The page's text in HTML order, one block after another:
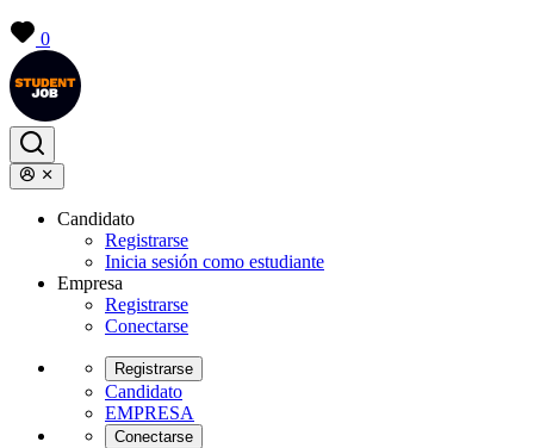
0
Candidato
Registrarse
Inicia sesión como estudiante
Empresa
Registrarse
Conectarse
Registrarse
Candidato
EMPRESA
Conectarse